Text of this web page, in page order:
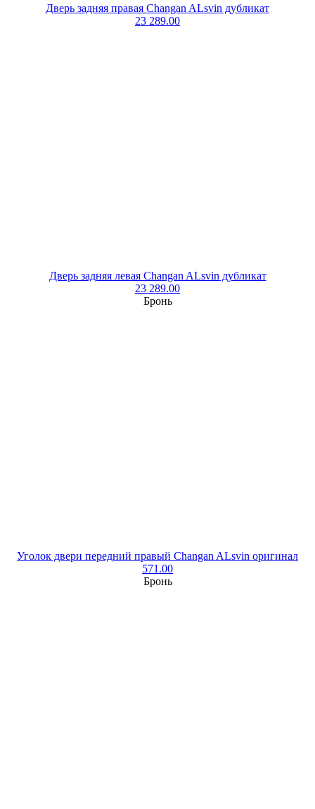
Дверь задняя правая Changan ALsvin дубликат
23 289.00
Дверь задняя левая Changan ALsvin дубликат
23 289.00
Бронь
Уголок двери передний правый Changan ALsvin оригинал
571.00
Бронь